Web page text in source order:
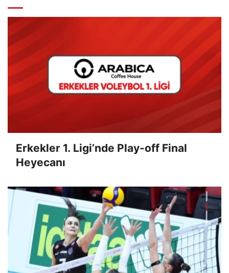
Erkekler 1. Ligi’nde Play-off Final
Heyecanı